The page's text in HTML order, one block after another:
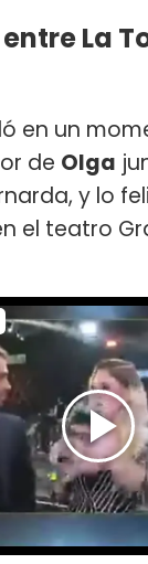
La
en un
de Olga
y lo
el teatro